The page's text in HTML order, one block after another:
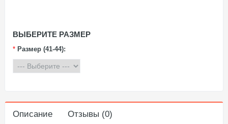
ВЫБЕРИТЕ РАЗМЕР
* Размер (41-44):
Описание Отзывы (0)